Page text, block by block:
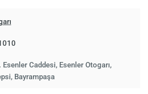
Caddesi, Esenler Otogarı,
Bayrampaşa